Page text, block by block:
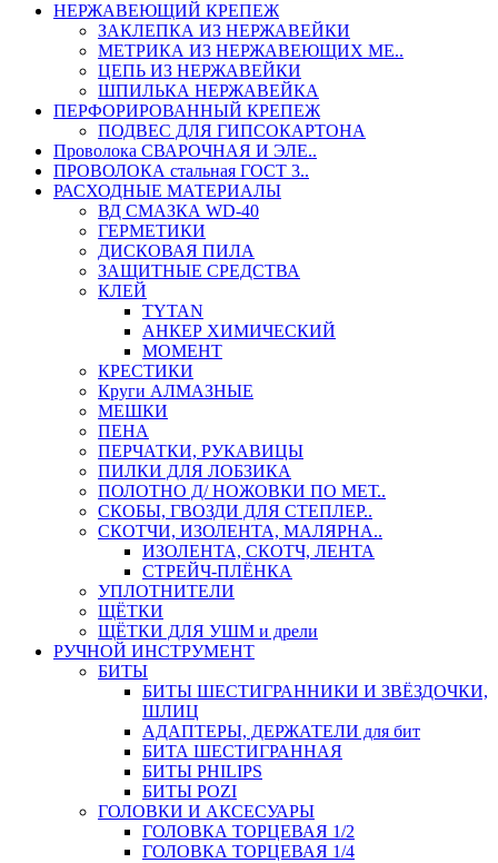
НЕРЖАВЕЮЩИЙ КРЕПЕЖ
ЗАКЛЕПКА ИЗ НЕРЖАВЕЙКИ
МЕТРИКА ИЗ НЕРЖАВЕЮЩИХ МЕ..
ЦЕПЬ ИЗ НЕРЖАВЕЙКИ
ШПИЛЬКА НЕРЖАВЕЙКА
ПЕРФОРИРОВАННЫЙ КРЕПЕЖ
ПОДВЕС ДЛЯ ГИПСОКАРТОНА
Проволока СВАРОЧНАЯ И ЭЛЕ..
ПРОВОЛОКА стальная ГОСТ 3..
РАСХОДНЫЕ МАТЕРИАЛЫ
ВД СМАЗКА WD-40
ГЕРМЕТИКИ
ДИСКОВАЯ ПИЛА
ЗАЩИТНЫЕ СРЕДСТВА
КЛЕЙ
TYTAN
АНКЕР ХИМИЧЕСКИЙ
МОМЕНТ
КРЕСТИКИ
Круги АЛМАЗНЫЕ
МЕШКИ
ПЕНА
ПЕРЧАТКИ, РУКАВИЦЫ
ПИЛКИ ДЛЯ ЛОБЗИКА
ПОЛОТНО Д/ НОЖОВКИ ПО МЕТ..
СКОБЫ, ГВОЗДИ ДЛЯ СТЕПЛЕР..
СКОТЧИ, ИЗОЛЕНТА, МАЛЯРНА..
ИЗОЛЕНТА, СКОТЧ, ЛЕНТА
СТРЕЙЧ-ПЛЁНКА
УПЛОТНИТЕЛИ
ЩЁТКИ
ЩЁТКИ ДЛЯ УШМ и дрели
РУЧНОЙ ИНСТРУМЕНТ
БИТЫ
БИТЫ ШЕСТИГРАННИКИ И ЗВЁЗДОЧКИ,
ШЛИЦ
АДАПТЕРЫ, ДЕРЖАТЕЛИ для бит
БИТА ШЕСТИГРАННАЯ
БИТЫ PHILIPS
БИТЫ POZI
ГОЛОВКИ И АКСЕСУАРЫ
ГОЛОВКА ТОРЦЕВАЯ 1/2
ГОЛОВКА ТОРЦЕВАЯ 1/4